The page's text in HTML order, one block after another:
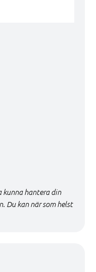
kunna hantera din
Du kan när som helst